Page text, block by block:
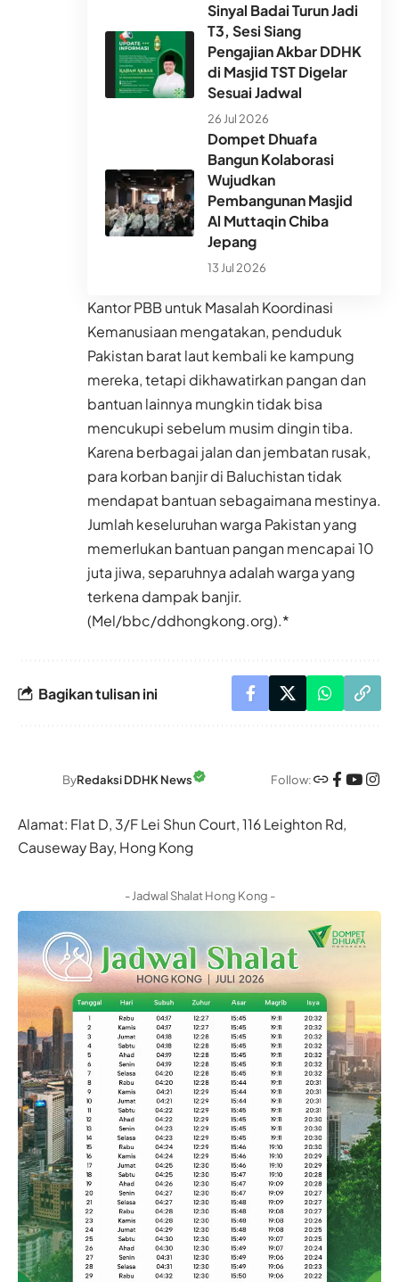
Sinyal Badai Turun Jadi
T3, Sesi Siang
Pengajian Akbar DDHK
di Masjid TST Digelar
Sesuai Jadwal
26 Jul 2026
Dompet Dhuafa
Bangun Kolaborasi
Wujudkan
Pembangunan Masjid
Al Muttaqin Chiba
Jepang
13 Jul 2026
Kantor PBB untuk Masalah Koordinasi
Kemanusiaan mengatakan, penduduk
Pakistan barat laut kembali ke kampung
mereka, tetapi dikhawatirkan pangan dan
bantuan lainnya mungkin tidak bisa
mencukupi sebelum musim dingin tiba.
Karena berbagai jalan dan jembatan rusak,
para korban banjir di Baluchistan tidak
mendapat bantuan sebagaimana mestinya.
Jumlah keseluruhan warga Pakistan yang
memerlukan bantuan pangan mencapai 10
juta jiwa, separuhnya adalah warga yang
terkena dampak banjir.
(Mel/bbc/ddhongkong.org).*
Bagikan tulisan ini
ByRedaksi DDHK News Follow:
Alamat: Flat D, 3/F Lei Shun Court, 116 Leighton Rd,
Causeway Bay, Hong Kong
- Jadwal Shalat Hong Kong -